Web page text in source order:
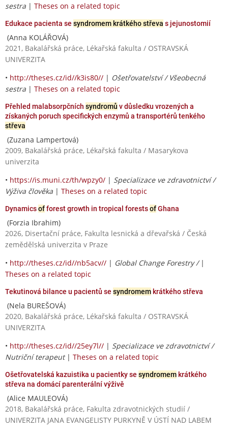
sestra | Theses on a related topic
Edukace pacienta se syndromem krátkého střeva s jejunostomií
(Anna KOLÁŘOVÁ)
2021, Bakalářská práce, Lékařská fakulta / OSTRAVSKÁ
UNIVERZITA
• http://theses.cz/id//k3is80// | Ošetřovatelství / Všeobecná
sestra | Theses on a related topic
Přehled malabsorpčních syndromů v důsledku vrozených a
získaných poruch specifických enzymů a transportérů tenkého
střeva
(Zuzana Lampertová)
2009, Bakalářská práce, Lékařská fakulta / Masarykova
univerzita
• https://is.muni.cz/th/wpzy0/ | Specializace ve zdravotnictví /
Výživa člověka | Theses on a related topic
Dynamicsofforest growth in tropical forestsofGhana
(Forzia Ibrahim)
2026, Disertační práce, Fakulta lesnická a dřevařská / Česká
zemědělská univerzita v Praze
• http://theses.cz/id//nb5acv// | Global Change Forestry / |
Theses on a related topic
Tekutinová bilance u pacientů se syndromem krátkého střeva
(Nela BUREŠOVÁ)
2020, Bakalářská práce, Lékařská fakulta / OSTRAVSKÁ
UNIVERZITA
• http://theses.cz/id//25ey7l// | Specializace ve zdravotnictví /
Nutriční terapeut| Theses on a related topic
Ošetřovatelská kazuistika u pacientky se syndromem krátkého
střeva na domácí parenterální výživě
(Alice MAULEOVÁ)
2018, Bakalářská práce, Fakulta zdravotnických studií /
UNIVERZITA JANA EVANGELISTY PURKYNĚ V ÚSTÍ NAD LABEM